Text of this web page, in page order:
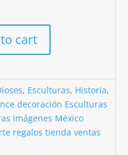
cart
, Esculturas, Historia,
decoración Esculturas
imágenes México
regalos tienda ventas